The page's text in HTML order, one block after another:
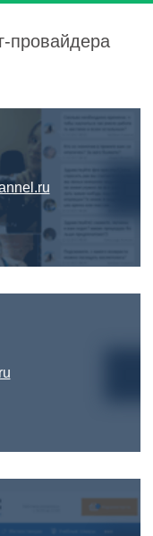
провайдера